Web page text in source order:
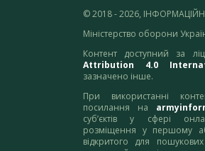
© 2018 - 2026,
Міністерство оборони
Контент доступний за
Attribution 4.0
зазначено інше.
При використанні
посилання на
суб’єктів у сфері
розміщення у першому
відкритого для